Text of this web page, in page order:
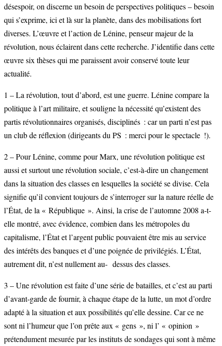
désespoir, on discerne un besoin de perspectives politiques – besoin
qui s’exprime, ici et là sur la planète, dans des mobilisations fort
diverses. L’œuvre et l’action de Lénine, penseur majeur de la
révolution, nous éclairent dans cette recherche. J’identifie dans cette
œuvre six thèses qui me paraissent avoir conservé toute leur
actualité.
1 – La révolution, tout d’abord, est une guerre. Lénine compare la
politique à l’art militaire, et souligne la nécessité qu’existent des
partis révolutionnaires organisés, disciplinés : car un parti n’est pas
un club de réflexion (dirigeants du PS : merci pour le spectacle !).
2 – Pour Lénine, comme pour Marx, une révolution politique est
aussi et surtout une révolution sociale, c’est-à-dire un changement
dans la situation des classes en lesquelles la société se divise. Cela
signifie qu’il convient toujours de s’interroger sur la nature réelle de
l’État, de la « République ». Ainsi, la crise de l’automne 2008 a-t-
elle montré, avec évidence, combien dans les métropoles du
capitalisme, l’État et l’argent public pouvaient être mis au service
des intérêts des banques et d’une poignée de privilégiés. L’État,
autrement dit, n’est nullement au- dessus des classes.
3 – Une révolution est faite d’une série de batailles, et c’est au parti
d’avant-garde de fournir, à chaque étape de la lutte, un mot d’ordre
adapté à la situation et aux possibilités qu’elle dessine. Car ce ne
sont ni l’humeur que l’on prête aux « gens », ni l’ « opinion »
prétendument mesurée par les instituts de sondages qui sont à même